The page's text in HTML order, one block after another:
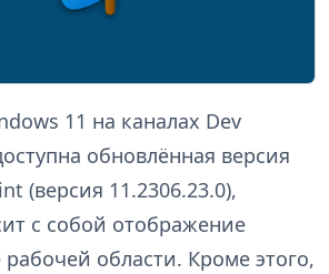
11 на каналах Dev
обновлённая версия
(версия 11.2306.23.0),
с собой отображение
рабочей области. Кроме этого,